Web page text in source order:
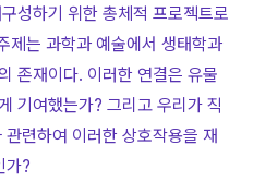
성하기 위한 총체적 프로젝트로
제는 과학과 예술에서 생태학과
존재이다. 이러한 연결은 유물
기여했는가? 그리고 우리가 직
련하여 이러한 상호작용을 재
가?